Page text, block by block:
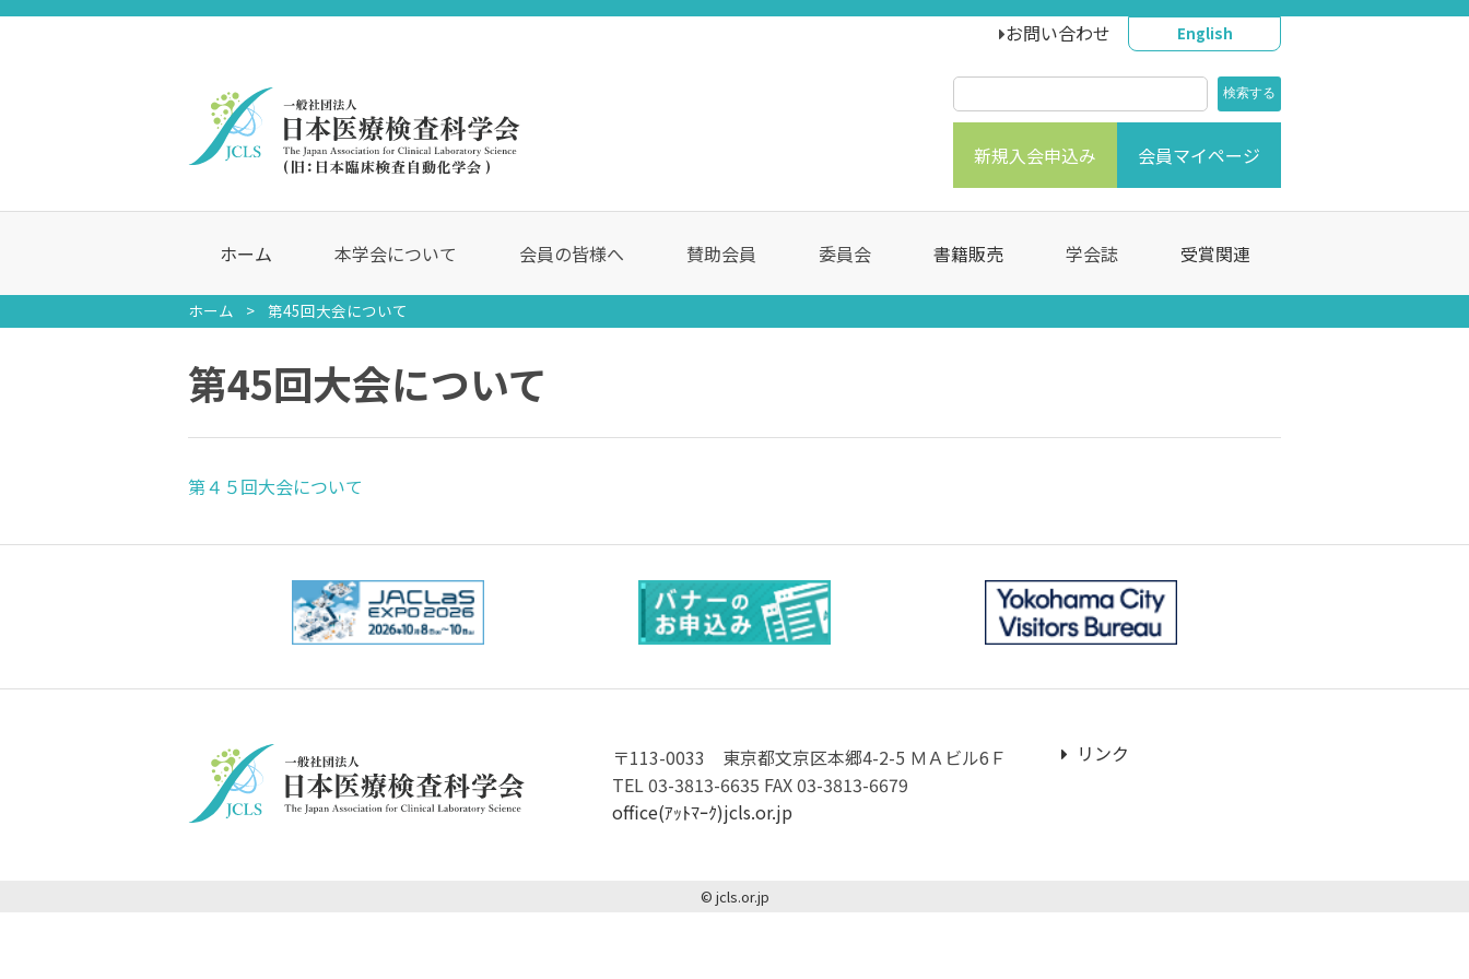
お問い合わせ English
新規入会申込み 会員マイページ
ホーム 本学会について 会員の皆様へ 賛助会員 委員会 書籍販売 学会誌 受賞関連
ホーム 第45回大会について
第45回大会について
第４５回大会について
〒113-0033 東京都文京区本郷4-2-5 ＭＡビル6Ｆ
TEL 03-3813-6635 FAX 03-3813-6679
office(ｱｯﾄﾏｰｸ)jcls.or.jp
リンク
© jcls.or.jp